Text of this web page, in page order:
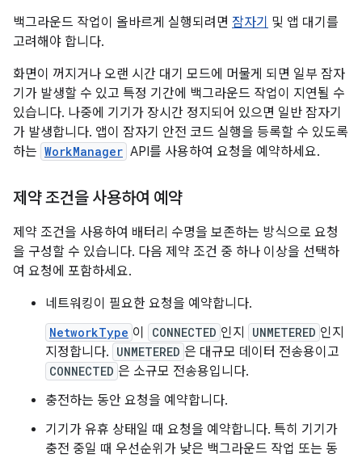
백그라운드 작업이 올바르게 실행되려면 잠자기 및 앱 대기를
고려해야 합니다.
화면이 꺼지거나 오랜 시간 대기 모드에 머물게 되면 일부 잠자
기가 발생할 수 있고 특정 기간에 백그라운드 작업이 지연될 수
있습니다. 나중에 기기가 장시간 정지되어 있으면 일반 잠자기
가 발생합니다. 앱이 잠자기 안전 코드 실행을 등록할 수 있도록
하는 WorkManager API를 사용하여 요청을 예약하세요.
제약 조건을 사용하여 예약
제약 조건을 사용하여 배터리 수명을 보존하는 방식으로 요청
을 구성할 수 있습니다. 다음 제약 조건 중 하나 이상을 선택하
여 요청에 포함하세요.
네트워킹이 필요한 요청을 예약합니다.
NetworkType 이 CONNECTED 인지 UNMETERED 인지
지정합니다. UNMETERED 은 대규모 데이터 전송용이고
CONNECTED 은 소규모 전송용입니다.
충전하는 동안 요청을 예약합니다.
기기가 유휴 상태일 때 요청을 예약합니다. 특히 기기가
충전 중일 때 우선순위가 낮은 백그라운드 작업 또는 동